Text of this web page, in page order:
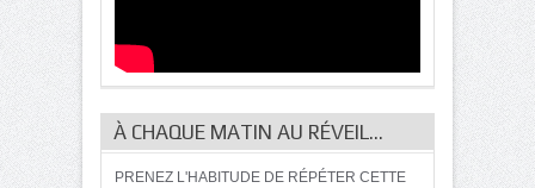
À CHAQUE MATIN AU RÉVEIL…
PRENEZ L'HABITUDE DE RÉPÉTER CETTE